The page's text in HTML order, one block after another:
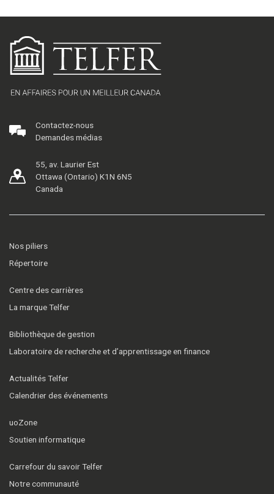
Contactez-nous
Demandes médias
55, av. Laurier Est
Ottawa (Ontario) K1N 6N5
Canada
Nos piliers
Répertoire
Centre des carrières
La marque Telfer
Bibliothèque de gestion
Laboratoire de recherche et d’apprentissage en finance
Actualités Telfer
Calendrier des événements
uoZone
Soutien informatique
Carrefour du savoir Telfer
Notre communauté